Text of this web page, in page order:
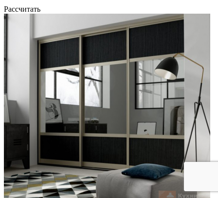
Рассчитать